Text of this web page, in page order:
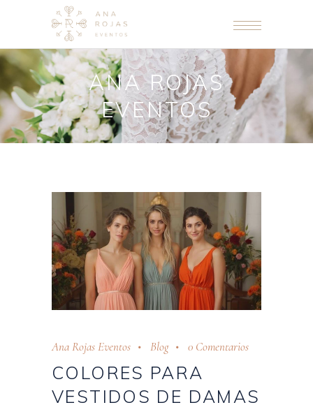
ANA ROJAS
EVENTOS
Ana Rojas Eventos Blog 0 Comentarios
COLORES PARA
VESTIDOS DE DAMAS